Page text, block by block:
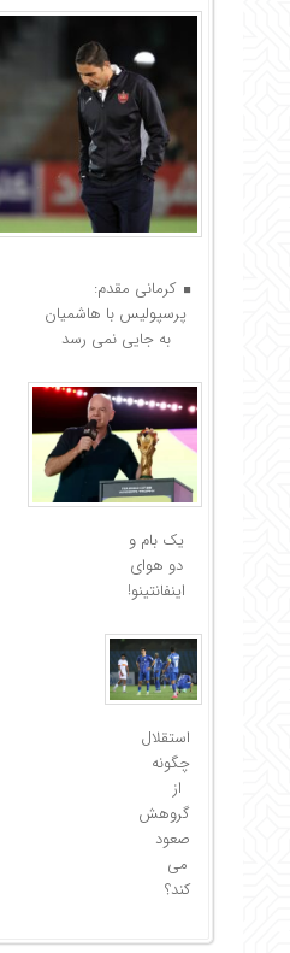
کرمانی مقدم:
پرسپولیس با هاشمیان
به جایی نمی رسد
یک بام و
دو هوای
اینفانتینو!
استقلال
چگونه
از
گروهش
صعود
می
کند؟